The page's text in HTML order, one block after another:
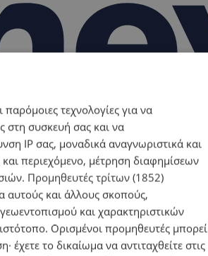
τεχνολογίες για να
στη συσκευή σας και να
IP σας, μοναδικά αναγνωριστικά και
περιεχόμενο, μέτρηση διαφημίσεων
Προμηθευτές τρίτων (1852)
αυτούς και άλλους σκοπούς,
και χαρακτηριστικών
Ορισμένοι προμηθευτές μπορεί
έχετε το δικαίωμα να αντιταχθείτε στις